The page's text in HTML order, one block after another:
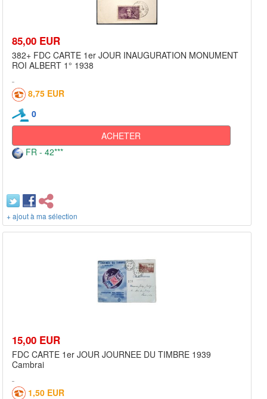
85,00 EUR
382+ FDC CARTE 1er JOUR INAUGURATION MONUMENT
ROI ALBERT 1° 1938
8,75 EUR
0
ACHETER
FR - 42***
+ ajout à ma sélection
15,00 EUR
FDC CARTE 1er JOUR JOURNEE DU TIMBRE 1939
Cambrai
1,50 EUR